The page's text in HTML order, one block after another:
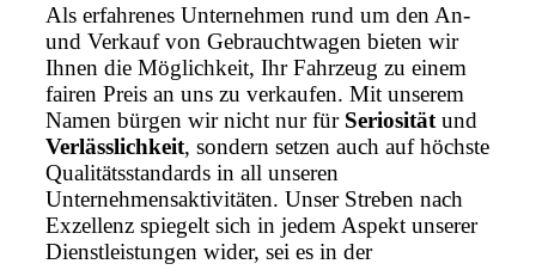
Als erfahrenes Unternehmen rund um den An-
und Verkauf von Gebrauchtwagen bieten wir
Ihnen die Möglichkeit, Ihr Fahrzeug zu einem
fairen Preis an uns zu verkaufen. Mit unserem
Namen bürgen wir nicht nur für Seriosität und
Verlässlichkeit, sondern setzen auch auf höchste
Qualitätsstandards in all unseren
Unternehmensaktivitäten. Unser Streben nach
Exzellenz spiegelt sich in jedem Aspekt unserer
Dienstleistungen wider, sei es in der